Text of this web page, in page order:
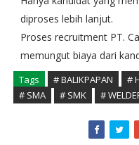
diproses lebih lanjut.
Proses recruitment PT.
memungut biaya dari
Tags # BALIKPAPAN #
# SMA
# SMK #